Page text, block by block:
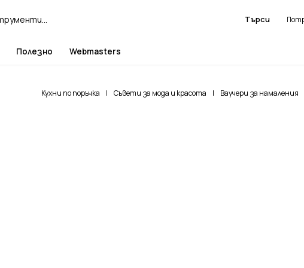
Търси
Полезно Webmasters
Кухни по поръчка | Съвети за мода и красота | Ваучери за намаления